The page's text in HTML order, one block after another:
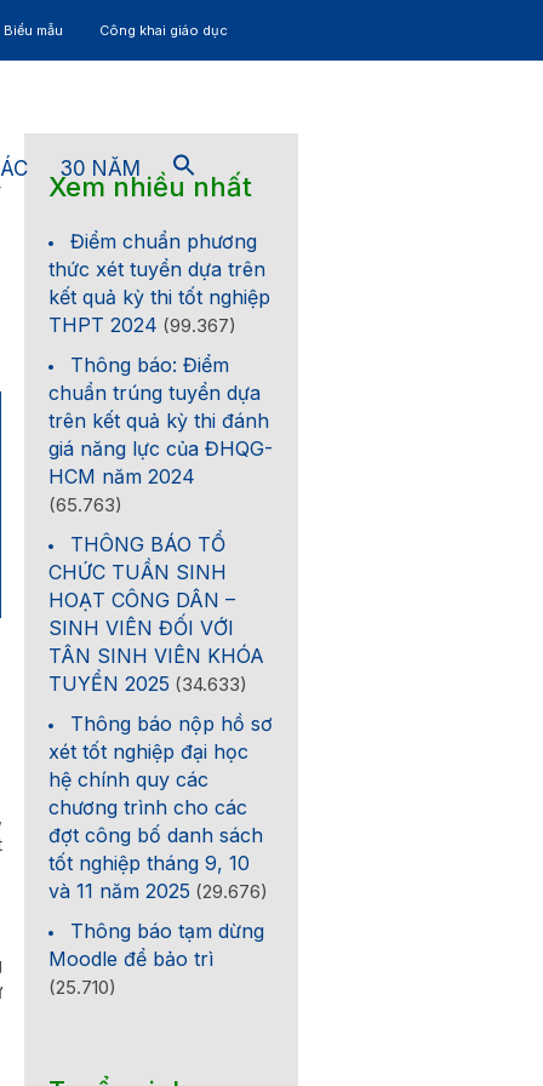
mẫu Công khai giáo dục
30 NĂM
Xem nhiều nhất
Điểm chuẩn phương
thức xét tuyển dựa trên
kết quả kỳ thi tốt nghiệp
THPT 2024 (99.367)
Thông báo: Điểm
chuẩn trúng tuyển dựa
trên kết quả kỳ thi đánh
giá năng lực của ĐHQG-
HCM năm 2024
(65.763)
THÔNG BÁO TỔ
CHỨC TUẦN SINH
HOẠT CÔNG DÂN –
SINH VIÊN ĐỐI VỚI
TÂN SINH VIÊN KHÓA
TUYỂN 2025 (34.633)
Thông báo nộp hồ sơ
xét tốt nghiệp đại học
hệ chính quy các
chương trình cho các
đợt công bố danh sách
tốt nghiệp tháng 9, 10
và 11 năm 2025 (29.676)
Thông báo tạm dừng
Moodle để bảo trì
(25.710)